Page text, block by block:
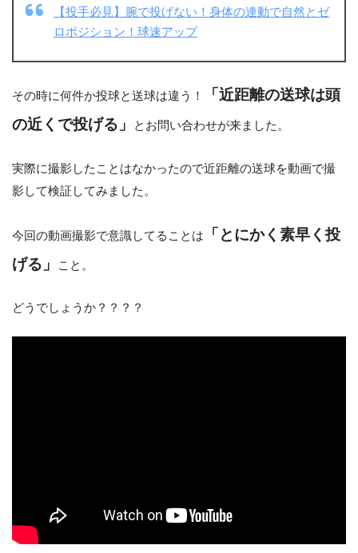
【投手必見】腕で投げない！身体の連動で自然とゼ
ロポジション！球速アップ
その時に何件か投球と送球は違う！
「近距離の送球は頭
の近くで投げる」
とお問い合わせが来ました。
実際に撮影したことはなかったので近距離の送球を動画で撮
影して検証してみました。
今回の動画撮影で意識してることは
「とにかく素早く投
げる」
こと。
どうでしょうか？？？？